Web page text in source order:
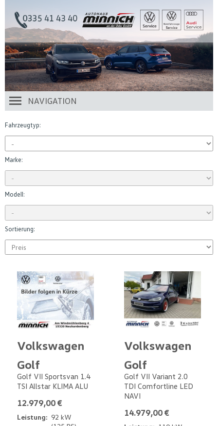
NAVIGATION
Fahrzeugtyp:
Marke:
Modell:
Sortierung:
Volkswagen
Golf
Golf VII Sportsvan 1.4
TSI Allstar KLIMA ALU
12.979,00 €
Leistung: 92 kW
Volkswagen
Golf
Golf VII Variant 2.0
TDI Comfortline LED
NAVI
14.979,00 €